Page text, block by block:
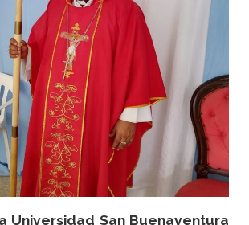
Universidad San Buenaventura